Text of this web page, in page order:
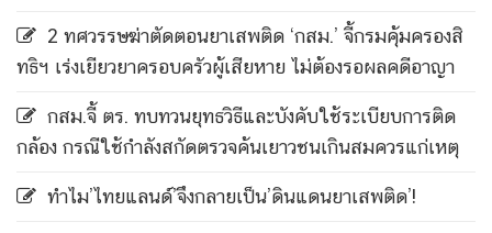
2 ทศวรรษฆ่าตัดตอนยาเสพติด ‘กสม.’ จี้กรมคุ้มครองสิ
ทธิฯ เร่งเยียวยาครอบครัวผู้เสียหาย ไม่ต้องรอผลคดีอาญา
กสม.จี้ ตร. ทบทวนยุทธวิธีและบังคับใช้ระเบียบการติด
กล้อง กรณีใช้กำลังสกัดตรวจค้นเยาวชนเกินสมควรแก่เหตุ
ทำไม’ไทยแลนด์’จึงกลายเป็น’ดินแดนยาเสพติด’!